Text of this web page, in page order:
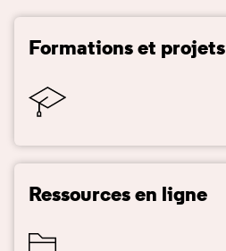
Formations et projets
Ressources en ligne